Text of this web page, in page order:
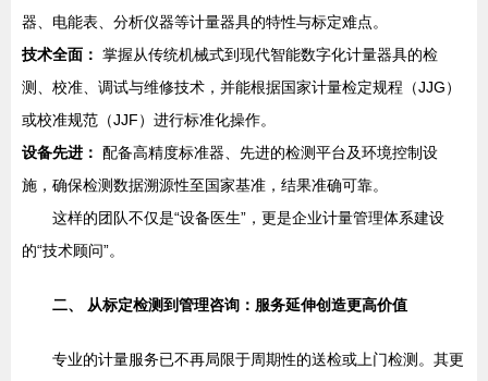
器、电能表、分析仪器等计量器具的特性与标定难点。
技术全面： 掌握从传统机械式到现代智能数字化计量器具的检
测、校准、调试与维修技术，并能根据国家计量检定规程（JJG）
或校准规范（JJF）进行标准化操作。
设备先进： 配备高精度标准器、先进的检测平台及环境控制设
施，确保检测数据溯源性至国家基准，结果准确可靠。
这样的团队不仅是“设备医生”，更是企业计量管理体系建设
的“技术顾问”。
二、 从标定检测到管理咨询：服务延伸创造更高价值
专业的计量服务已不再局限于周期性的送检或上门检测。其更